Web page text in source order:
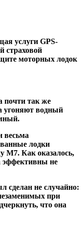
услуги GPS-
страховой
моторных лодок
почти так же
угоняют водный
весьма
лодки
M7. Как оказалось,
эффективны не
сделан не случайно:
при
что она